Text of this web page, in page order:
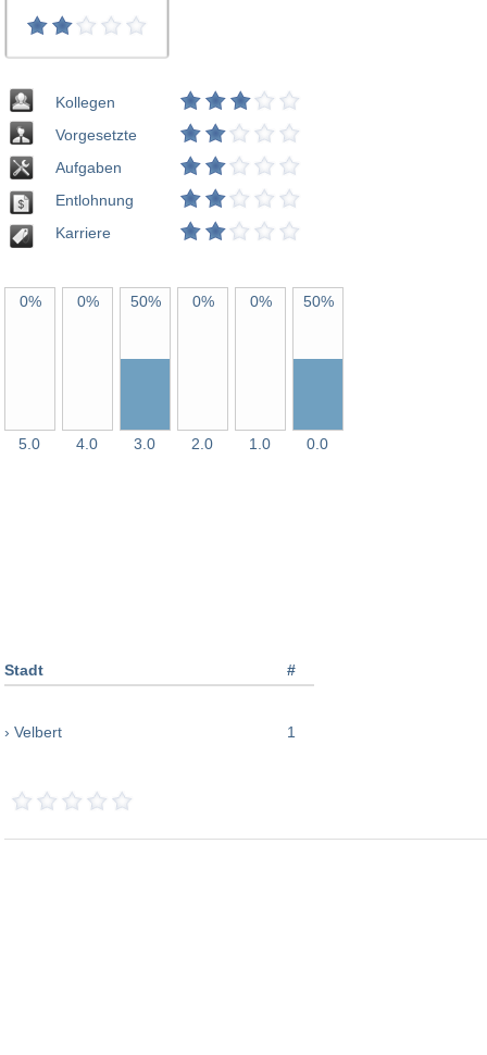
Kollegen
Vorgesetzte
Aufgaben
Entlohnung
Karriere
0%
5.0
0%
4.0
50%
3.0
0%
2.0
0%
1.0
50%
0.0
Stadt #
› Velbert 1